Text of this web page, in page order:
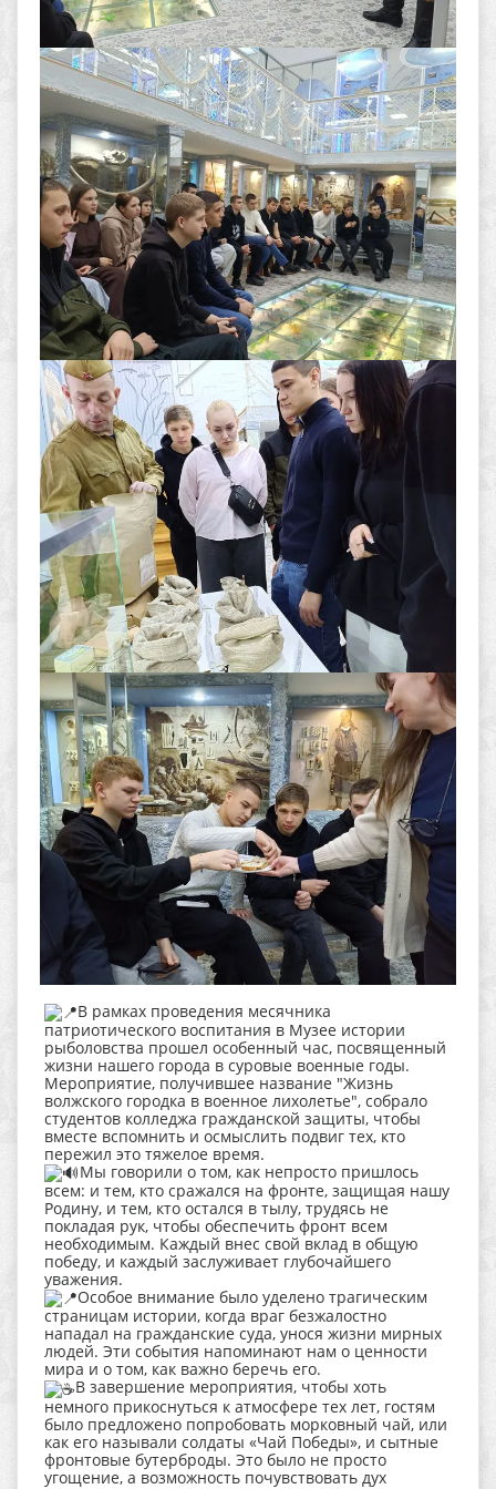
В рамках проведения месячника
патриотического воспитания в Музее истории
рыболовства прошел особенный час, посвященный
жизни нашего города в суровые военные годы.
Мероприятие, получившее название "Жизнь
волжского городка в военное лихолетье", собрало
студентов колледжа гражданской защиты, чтобы
вместе вспомнить и осмыслить подвиг тех, кто
пережил это тяжелое время.
Мы говорили о том, как непросто пришлось
всем: и тем, кто сражался на фронте, защищая нашу
Родину, и тем, кто остался в тылу, трудясь не
покладая рук, чтобы обеспечить фронт всем
необходимым. Каждый внес свой вклад в общую
победу, и каждый заслуживает глубочайшего
уважения.
Особое внимание было уделено трагическим
страницам истории, когда враг безжалостно
нападал на гражданские суда, унося жизни мирных
людей. Эти события напоминают нам о ценности
мира и о том, как важно беречь его.
В завершение мероприятия, чтобы хоть
немного прикоснуться к атмосфере тех лет, гостям
было предложено попробовать морковный чай, или
как его называли солдаты «Чай Победы», и сытные
фронтовые бутерброды. Это было не просто
угощение, а возможность почувствовать дух